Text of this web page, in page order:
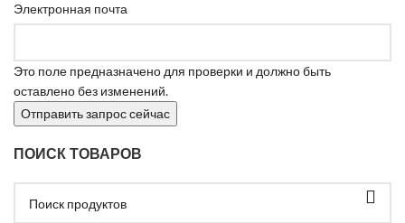
Электронная почта
Это поле предназначено для проверки и должно быть
оставлено без изменений.
ПОИСК ТОВАРОВ